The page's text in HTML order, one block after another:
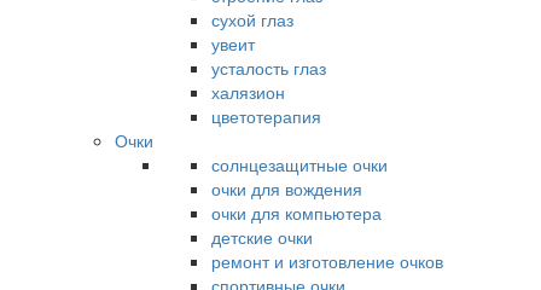
сухой глаз
увеит
усталость глаз
халязион
цветотерапия
Очки
солнцезащитные очки
очки для вождения
очки для компьютера
детские очки
ремонт и изготовление очков